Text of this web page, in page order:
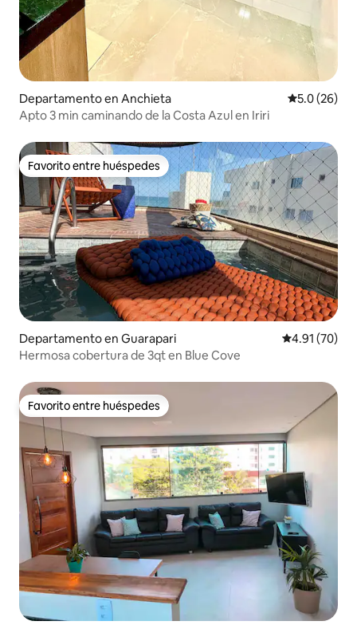
Departamento en Anchieta Calificación
5.0 (26)
Apto 3 min caminando de la Costa Azul en Iriri
Favorito entre huéspedes
Favorito entre huéspedes
Departamento en Guarapari Calificación
4.91 (70)
Hermosa cobertura de 3qt en Blue Cove
Favorito entre huéspedes
Favorito entre huéspedes